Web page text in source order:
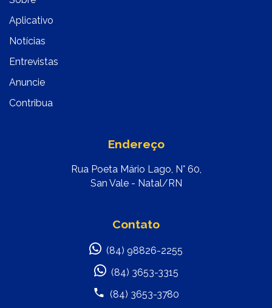
Aplicativo
Notícias
Entrevistas
Anuncie
Contribua
Endereço
Rua Poeta Mário Lago, N° 60,
San Vale - Natal/RN
Contato
(84) 98826-2255
(84) 3653-3315
(84) 3653-3780